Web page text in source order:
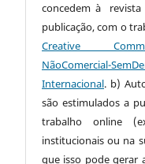
concedem à
publicação, com o
Creative
NãoComercial-
Internacional. b)
são estimulados a
trabalho online
institucionais ou na
que isso pode gerar